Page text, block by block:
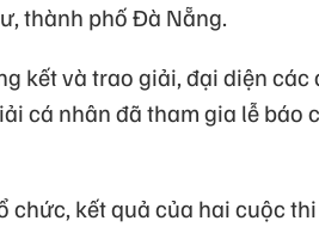
thành phố Đà Nẵng.
kết và trao giải, đại diện
cá nhân đã tham gia lễ báo
chức, kết quả của hai cuộc